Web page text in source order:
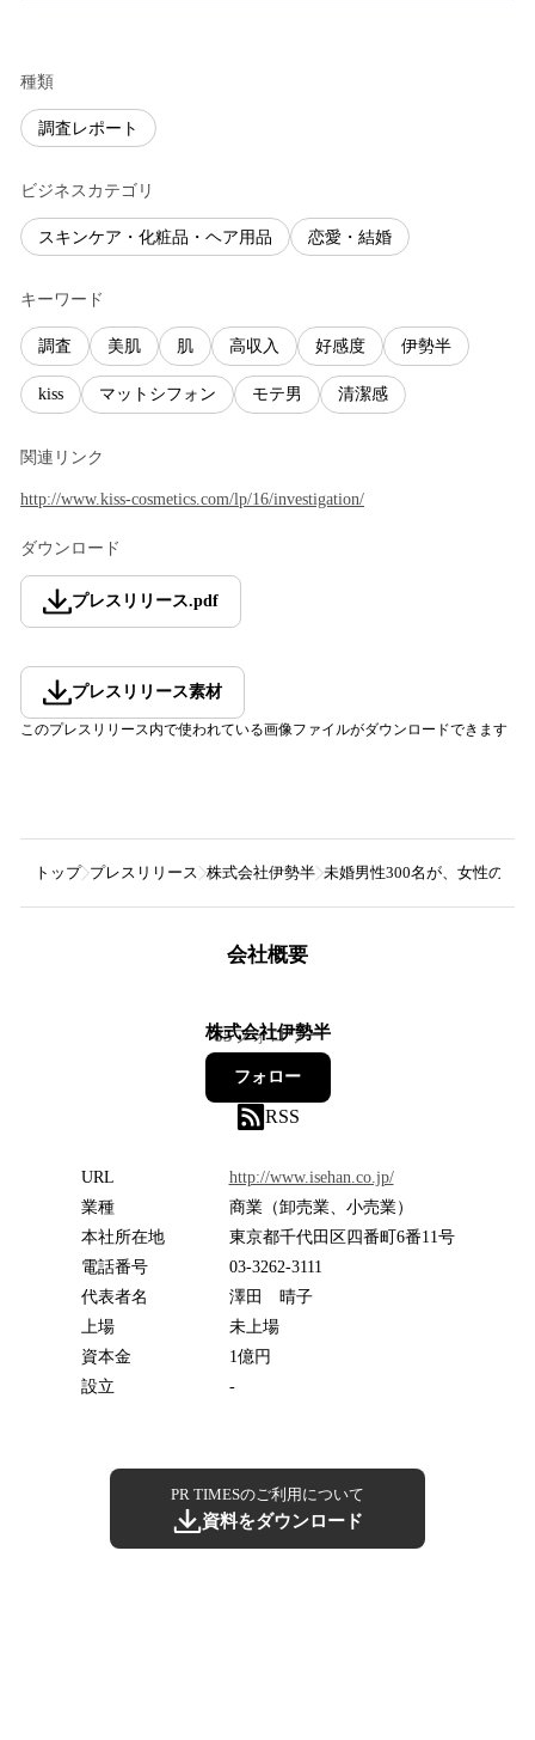
種類
調査レポート
ビジネスカテゴリ
スキンケア・化粧品・ヘア用品 恋愛・結婚
キーワード
調査 美肌 肌 高収入 好感度 伊勢半
kiss マットシフォン モテ男 清潔感
関連リンク
http://www.kiss-cosmetics.com/lp/16/investigation/
ダウンロード
プレスリリース.pdf
プレスリリース素材
このプレスリリース内で使われている画像ファイルがダウンロードできます
トップ プレスリリース 株式会社伊勢半 未婚男性300名が、女性の肌
会社概要
株式会社伊勢半
85フォロワー
フォロー
RSS
URL
http://www.isehan.co.jp/
業種
商業（卸売業、小売業）
本社所在地
東京都千代田区四番町6番11号
電話番号
03-3262-3111
代表者名
澤田 晴子
上場
未上場
資本金
1億円
設立
-
PR TIMESのご利用について
資料をダウンロード